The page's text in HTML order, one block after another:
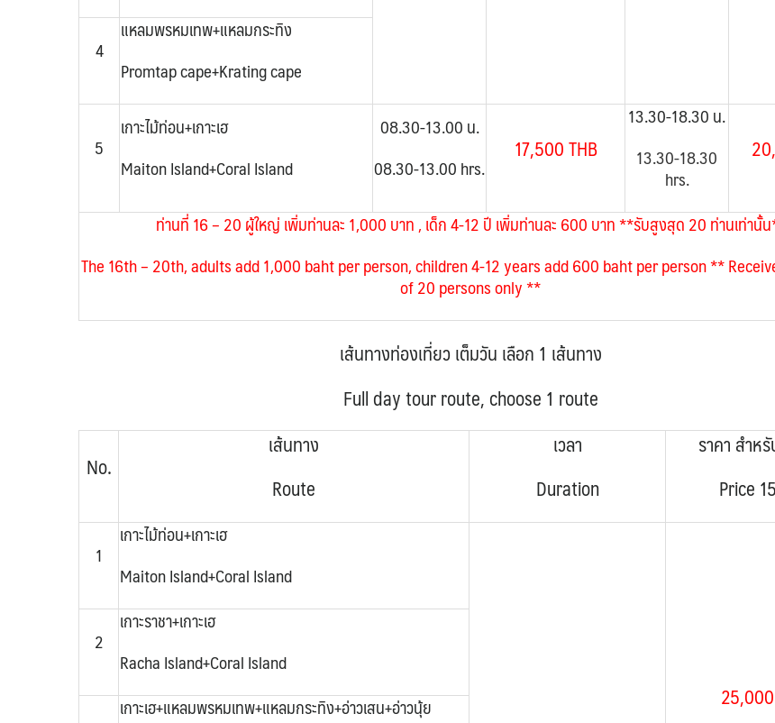
4
แหลมพรหมเทพ+แหลมกระทิง
Promtap cape+Krating cape
5
เกาะไม้ท่อน+เกาะเฮ
Maiton Island+Coral Island
08.30-13.00 น.
08.30-13.00 hrs.
17,500 THB
13.30-18.30 น.
13.30-18.30
hrs.
ท่านที่ 16 – 20ผู้ใหญ่ เพิ่มท่านละ 1,000 บาท , เด็ก 4-12 ปี เพิ่มท่านละ 600 บาท**รับสูงสุด 20 ท่านเท่านั้
The 16th – 20th,adults add 1,000 baht per person, children 4-12 years add 600 baht per person**
of 20 persons only **
เส้นทางท่องเที่ยว เต็มวัน เลือก 1 เส้นทาง
Full day tour route, choose 1 route
No.
เส้นทาง
Route
เวลา
Duration
ราคา สำห
Price
1
เกาะไม้ท่อน+เกาะเฮ
Maiton Island+Coral Island
2
เกาะราชา+เกาะเฮ
RachaIsland+CoralIsland
เกาะเฮ+แหลมพรหมเทพ+แหลมกระทิง+อ่าวเสน+อ่าวนุ้ย